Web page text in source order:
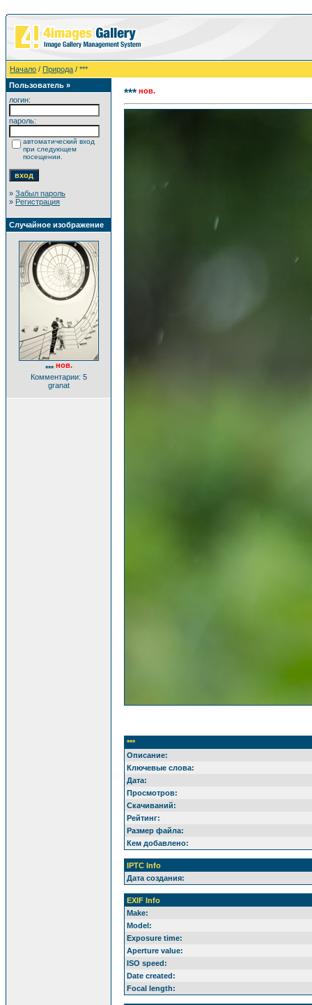
Начало / Природа / ***
Пользователь »
логин:
пароль:
автоматический вход
при следующем
посещении.
» Забыл пароль
» Регистрация
Случайное изображение
*** нов.
Комментарии: 5
granat
*** нов.
***
Описание:
Ключевые слова:
Дата:
Просмотров:
Скачиваний:
Рейтинг:
Размер файла:
Кем добавлено:
IPTC Info
Дата создания:
EXIF Info
Make:
Model:
Exposure time:
Aperture value:
ISO speed:
Date created:
Focal length: